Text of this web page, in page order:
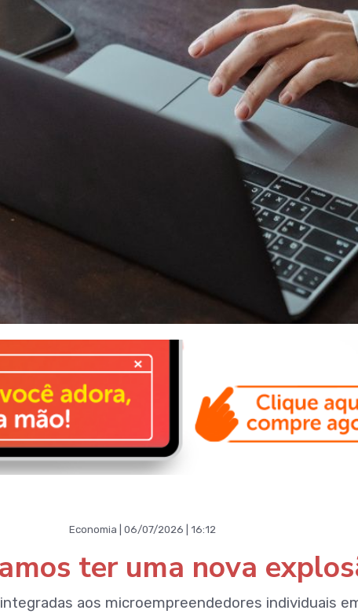
Economia | 06/07/2026 | 16:12
ter uma nova
aos microempreendedores individuais